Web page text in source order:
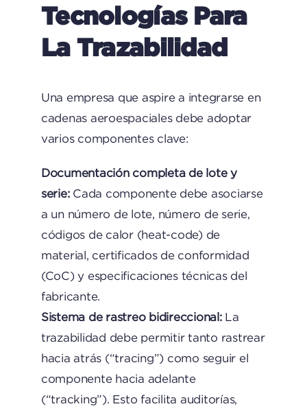
Tecnologías Para
La Trazabilidad
Una empresa que aspire a integrarse en
cadenas aeroespaciales debe adoptar
varios componentes clave:
Documentación completa de lote y
serie:Cada componente debe asociarse
a un número de lote, número de serie,
códigos de calor (heat-code) de
material, certificados de conformidad
(CoC) y especificaciones técnicas del
fabricante.
Sistema de rastreo bidireccional:La
trazabilidad debe permitir tanto rastrear
hacia atrás (“tracing”) como seguir el
componente hacia adelante
(“tracking”). Esto facilita auditorías,